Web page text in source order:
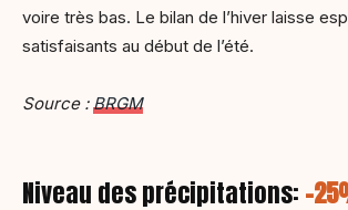
voire très bas. Le bilan de l’hiver laisse
satisfaisants au début de l’été.
Source :BRGM
Niveau des précipitations: -